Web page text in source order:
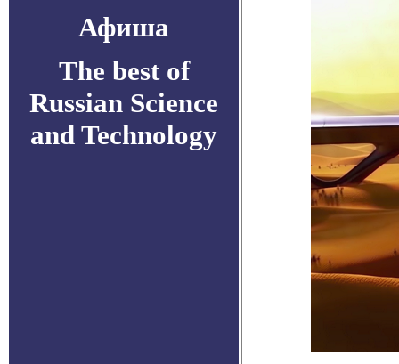
Афиша
The best of
Russian Science
and Technology